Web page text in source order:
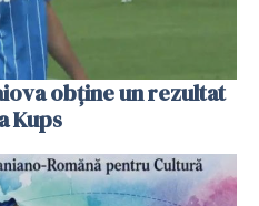
obține un rezultat
Kups